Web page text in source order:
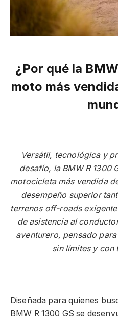
¿Por qué la
moto más
Versátil, tecnológica y
desafío, la BMW R 1300
motocicleta más vendida
desempeño superior
terrenos off-roads
de asistencia al
aventurero, pensado
sin límites y con
Diseñada para quienes
BMW R 1300 GS se